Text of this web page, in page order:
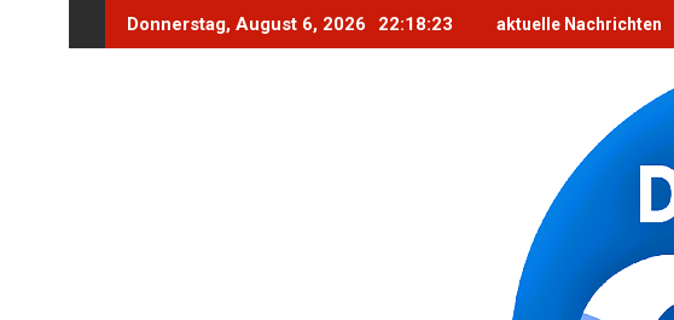
Donnerstag, August 6, 2026 22:18:25 aktuelle Nachrichten